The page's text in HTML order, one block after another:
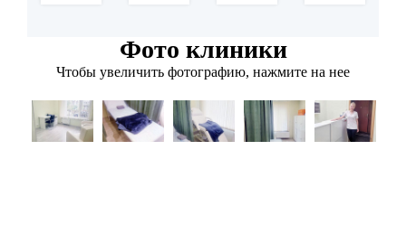
Фото клиники
Чтобы увеличить фотографию, нажмите на нее